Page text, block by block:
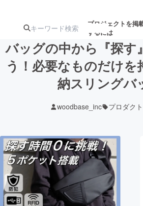
プロジェクトを掲
するには
注目のリ 注目の新着プロ募集終
テクノロジー・ガジェット
映像・映画
バッグの中から『探す
う！必要なものだけを
納スリングバ
woodbase_inc プロダクト